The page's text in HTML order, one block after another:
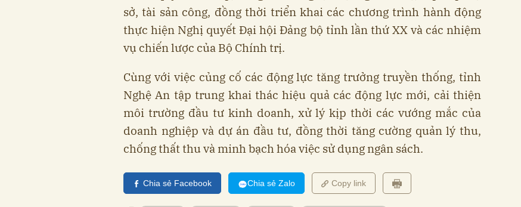
sở, tài sản công, đồng thời triển khai các chương trình hành động
thực hiện Nghị quyết Đại hội Đảng bộ tỉnh lần thứ XX và các nhiệm
vụ chiến lược của Bộ Chính trị.
Cùng với việc củng cố các động lực tăng trưởng truyền thống, tỉnh
Nghệ An tập trung khai thác hiệu quả các động lực mới, cải thiện
môi trường đầu tư kinh doanh, xử lý kịp thời các vướng mắc của
doanh nghiệp và dự án đầu tư, đồng thời tăng cường quản lý thu,
chống thất thu và minh bạch hóa việc sử dụng ngân sách.
Chia sẻ Facebook Chia sẻ Zalo Copy link